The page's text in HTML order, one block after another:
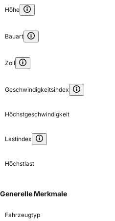
Höhe
Bauart
Zoll
Geschwindigkeitsindex
Höchstgeschwindigkeit
Lastindex
Höchstlast
Generelle Merkmale
Fahrzeugtyp